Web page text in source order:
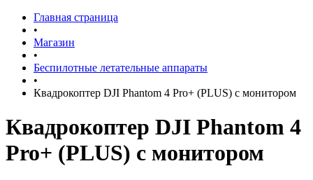
Главная страница
•
Магазин
•
Беспилотные летательные аппараты
•
Квадрокоптер DJI Phantom 4 Pro+ (PLUS) с монитором
Квадрокоптер DJI Phantom 4
Pro+ (PLUS) с монитором